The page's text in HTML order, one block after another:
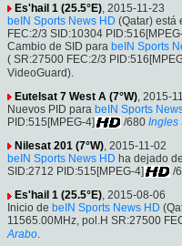
Es'hail 1 (25.5°E), 2015-11-23
beIN Sports News HD (Qatar) está
FEC:2/3 SID:10304
Cambio de SID para beIN Sports
( SR:27500 FEC:2/3
VideoGuard).
Eutelsat 7 West A (7°W) , 2015-
Nuevos PID para beIN Sports
PID:515[MPEG-4]
/680 Ingles
Nilesat 201 (7°W), 2015-11-02
beIN Sports News HD ha dejado
SID:2712 PID:515[MPEG-4]
/
Es'hail 1 (25.5°E), 2015-08-06
Inicio de beIN Sports News HD
11565.00MHz, pol.H SR:27500
Arabo